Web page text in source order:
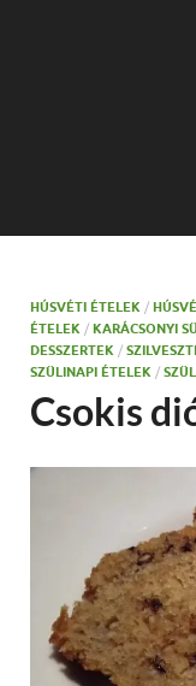
HÚSVÉTI ÉTELEK /
ÉTELEK / KARÁCSONYI
DESSZERTEK /
SZÜLINAPI ÉTELEK /
Csokis